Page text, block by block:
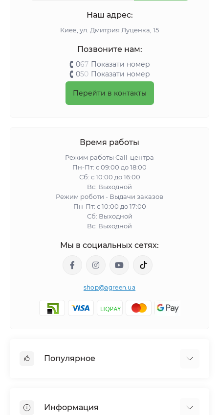
Наш адрес:
Киeв, ул. Дмитрия Луценка, 15
Позвоните нам:
067 Показати номер
050 Показати номер
Перейти в контакты
Время работы
Режим работы Call-центра
Пн-Пт: с 09:00 до 18:00
Сб: с 10:00 до 16:00
Вс: Выходной
Режим роботи - Выдачи заказов
Пн-Пт: с 10:00 до 17:00
Сб: Выходной
Вс: Выходной
Мы в социальных сетях:
shop@agreen.ua
Популярное
Сетка шпалерная
Информация